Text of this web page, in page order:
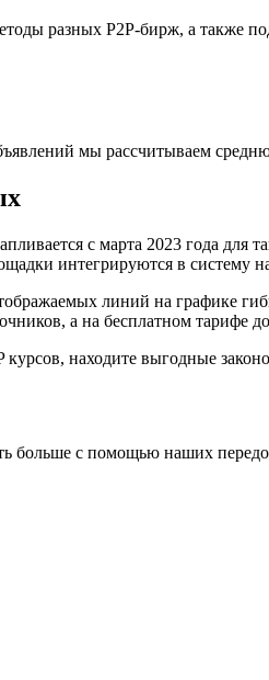
разных P2P-бирж, а также
мы рассчитываем
с марта 2023 года для
интегрируются в систему
линий на графике
а на бесплатном тарифе
курсов, находите выгодные
больше с помощью наших